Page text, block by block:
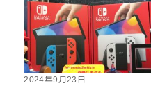
2024年9月23日